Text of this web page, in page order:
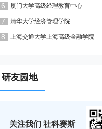
6 厦门大学高级经理教育中心
7 清华大学经济管理学院
8 上海交通大学上海高级金融学院
研友园地
关注我们 社科赛斯